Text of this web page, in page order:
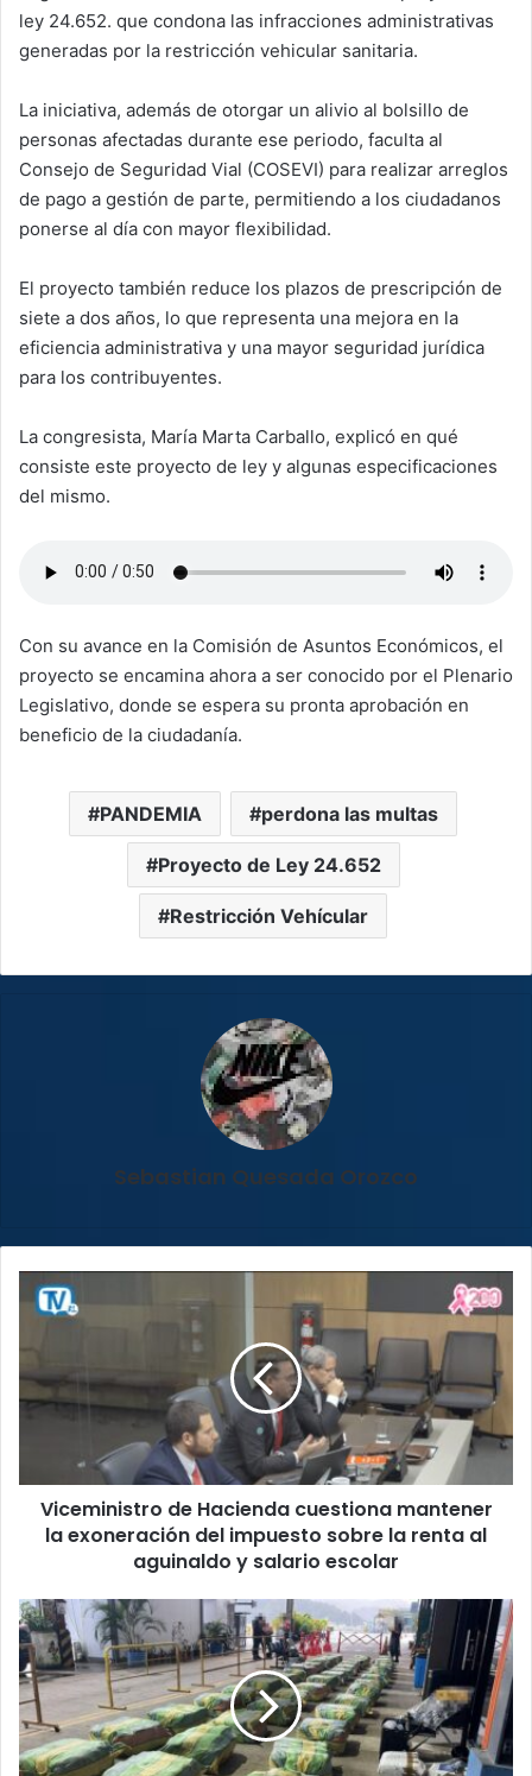
ley 24.652. que condona las infracciones administrativas
generadas por la restricción vehicular sanitaria.
La iniciativa, además de otorgar un alivio al bolsillo de
personas afectadas durante ese periodo, faculta al
Consejo de Seguridad Vial (COSEVI) para realizar arreglos
de pago a gestión de parte, permitiendo a los ciudadanos
ponerse al día con mayor flexibilidad.
El proyecto también reduce los plazos de prescripción de
siete a dos años, lo que representa una mejora en la
eficiencia administrativa y una mayor seguridad jurídica
para los contribuyentes.
La congresista, María Marta Carballo, explicó en qué
consiste este proyecto de ley y algunas especificaciones
del mismo.
Con su avance en la Comisión de Asuntos Económicos, el
proyecto se encamina ahora a ser conocido por el Plenario
Legislativo, donde se espera su pronta aprobación en
beneficio de la ciudadanía.
PANDEMIA perdona las multas
Proyecto de Ley 24.652
Restricción Vehícular
Sebastian Quesada Orozco
Viceministro
de
cuestiona
mantener
la
impuesto
sobre
aguinaldo
y
salario
escolar
Viceministro de Hacienda cuestiona mantener
la exoneración del impuesto sobre la renta al
aguinaldo y salario escolar
Guardacostas
detiene
embarcación
cargada
con
más
de